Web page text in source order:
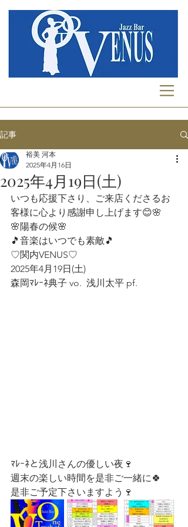
記事
2025年4月19日(土)
裕美 河本
2025年4月16日
いつも応援下さり、ご来店くださるお
客様に心より感謝申し上げます😊🌸
🌸陽春の候🌸
🎵音楽はいつでも素敵🎵
♡関内VENUS♡
2025年4月19日(土)
森岡ﾏﾚｰﾈ典子 vo.  浅川太平 pf.
ﾏﾚｰﾈと浅川さんの優しい夜🍷
週末の楽しい時間を是非ご一緒に🍀
是非ご予定下さいますよう🍷